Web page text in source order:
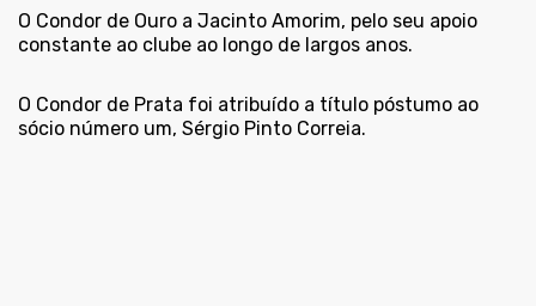
O Condor de Ouro a Jacinto Amorim, pelo seu apoio
constante ao clube ao longo de largos anos.
O Condor de Prata foi atribuído a título póstumo ao
sócio número um, Sérgio Pinto Correia.